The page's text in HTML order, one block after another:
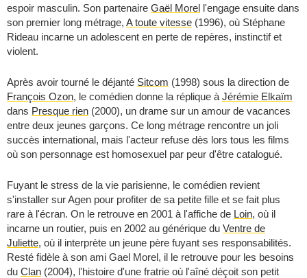
espoir masculin. Son partenaire Gaël Morel l'engage ensuite dans
son premier long métrage, A toute vitesse (1996), où Stéphane
Rideau incarne un adolescent en perte de repères, instinctif et
violent.
Après avoir tourné le déjanté Sitcom (1998) sous la direction de
François Ozon, le comédien donne la réplique à Jérémie Elkaïm
dans Presque rien (2000), un drame sur un amour de vacances
entre deux jeunes garçons. Ce long métrage rencontre un joli
succès international, mais l'acteur refuse dès lors tous les films
où son personnage est homosexuel par peur d'être catalogué.
Fuyant le stress de la vie parisienne, le comédien revient
s'installer sur Agen pour profiter de sa petite fille et se fait plus
rare à l'écran. On le retrouve en 2001 à l'affiche de Loin, où il
incarne un routier, puis en 2002 au générique du Ventre de
Juliette, où il interprète un jeune père fuyant ses responsabilités.
Resté fidèle à son ami Gael Morel, il le retrouve pour les besoins
du Clan (2004), l'histoire d'une fratrie où l'aîné déçoit son petit